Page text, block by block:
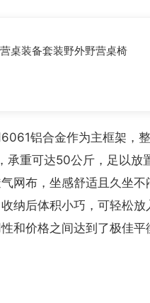
桌装备套装野外野营桌椅
铝合金作为主框架，
重可达50公斤，足以放
网布，坐感舒适且久坐
纳后体积小巧，可轻松
和价格之间达到了极佳平